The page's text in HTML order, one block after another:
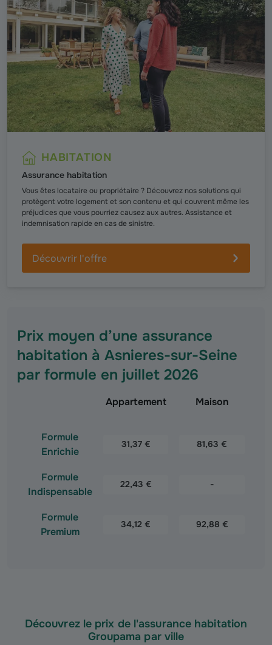
HABITATION
Assurance habitation
Vous êtes locataire ou propriétaire ? Découvrez nos solutions qui
protègent votre logement et son contenu et qui couvrent même les
préjudices que vous pourriez causez aux autres. Assistance et
indemnisation rapide en cas de sinistre.
Découvrir l'offre
Prix moyen d’une assurance
habitation à Asnieres-sur-Seine
par formule en juillet 2026
Appartement Maison
Formule
Enrichie
31,37 € 81,63 €
Formule
Indispensable
22,43 € -
Formule
Premium
34,12 € 92,88 €
Découvrez le prix de l'assurance habitation
Groupama par ville